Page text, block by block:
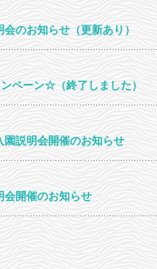
のお知らせ（更新あり）
ペーン☆（終了しました）
説明会開催のお知らせ
会開催のお知らせ